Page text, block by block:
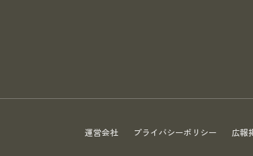
運営会社 プライバシーポリシー 広報